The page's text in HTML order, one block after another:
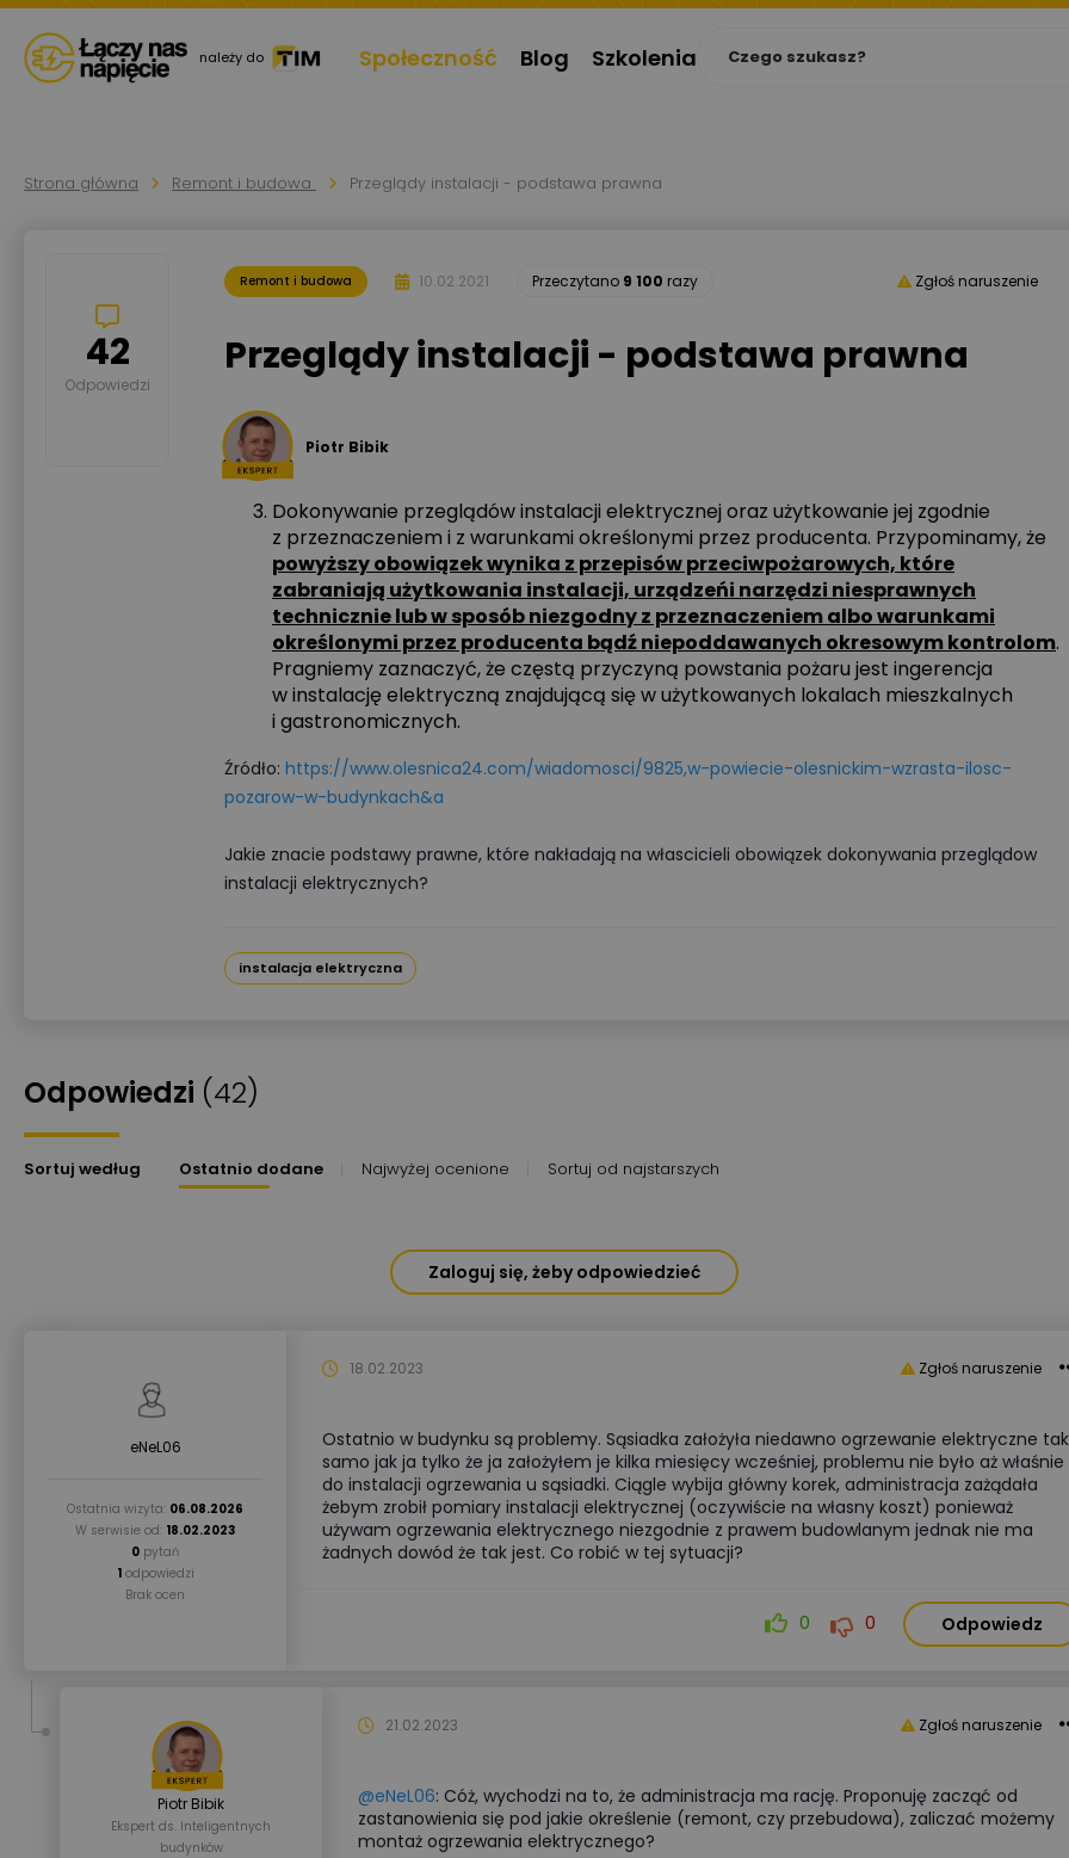
należy do Społeczność Blog Szkolenia
Strona główna Remont i budowa Przeglądy instalacji - podstawa prawna
Remont i budowa 10.02.2021 Przeczytano 9 100 razy Zgłoś naruszenie
Przeglądy instalacji - podstawa prawna
Piotr Bibik
Dokonywanie przeglądów instalacji elektrycznej oraz użytkowanie jej zgodnie
z przeznaczeniem i z warunkami określonymi przez producenta. Przypominamy, że
powyższy obowiązek wynika z przepisów przeciwpożarowych, które
zabraniają użytkowania instalacji, urządzeńi narzędzi niesprawnych
technicznie lub w sposób niezgodny z przeznaczeniem albo warunkami
określonymi przez producenta bądź niepoddawanych okresowym kontrolom.
Pragniemy zaznaczyć, że częstą przyczyną powstania pożaru jest ingerencja
w instalację elektryczną znajdującą się w użytkowanych lokalach mieszkalnych
i gastronomicznych.
Źródło: https://www.olesnica24.com/wiadomosci/9825,w-powiecie-olesnickim-wzrasta-ilosc-
pozarow-w-budynkach&a
Jakie znacie podstawy prawne, które nakładają na włascicieli obowiązek dokonywania przeglądow
instalacji elektrycznych?
instalacja elektryczna
42
Odpowiedzi
Odpowiedzi (42)
Sortuj według Ostatnio dodane Najwyżej ocenione Sortuj od najstarszych
Zaloguj się, żeby odpowiedzieć
eNeL06
Ostatnia wizyta: 06.08.2026
W serwisie od: 18.02.2023
0 pytań
1odpowiedzi
Brak ocen
Zgłoś naruszenie
18.02.2023
Ostatnio w budynku są problemy. Sąsiadka założyła niedawno ogrzewanie elektryczne tak
samo jak ja tylko że ja założyłem je kilka miesięcy wcześniej, problemu nie było aż właśnie
do instalacji ogrzewania u sąsiadki. Ciągle wybija główny korek, administracja zażądała
żebym zrobił pomiary instalacji elektrycznej (oczywiście na własny koszt) ponieważ
używam ogrzewania elektrycznego niezgodnie z prawem budowlanym jednak nie ma
żadnych dowód że tak jest. Co robić w tej sytuacji?
0 0 Odpowiedz
Piotr Bibik
Ekspert ds. Inteligentnych
budynków
Zgłoś naruszenie
21.02.2023
@eNeL06: Cóż, wychodzi na to, że administracja ma rację. Proponuję zacząć od
zastanowienia się pod jakie określenie (remont, czy przebudowa), zaliczać możemy
montaż ogrzewania elektrycznego?